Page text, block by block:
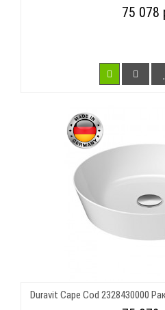
75 078
Duravit Cape Cod 2328430000